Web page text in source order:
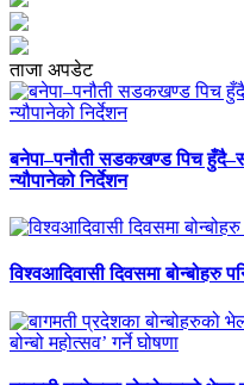
ताजा अपडेट
बनेपा–पनौती सडकखण्ड पिच
न्यौपानेको निर्देशन
विश्वआदिवासी दिवसमा बोन्बोहरु